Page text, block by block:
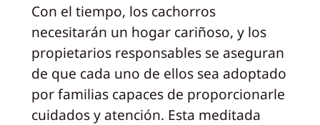
Con el tiempo, los cachorros
necesitarán un hogar cariñoso, y los
propietarios responsables se aseguran
de que cada uno de ellos sea adoptado
por familias capaces de proporcionarle
cuidados y atención. Esta meditada